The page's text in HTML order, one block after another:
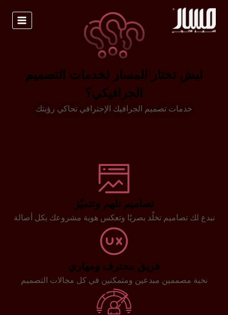
ليش تختار المسار لخدمات التصميم
الجرافيكي؟
خدمات تصميم الجرافيك الإحترافي تحاكي رؤيتك
تصاميم تلهم وتتميّز
نبدع لك تصاميم تخلّد بصريًا وتعكس هوية مشروعك بكل أصالة
فريق محترف ومهاري
نخبة مصممين مبدعين ومتمكنين في كل مجالات التصميم